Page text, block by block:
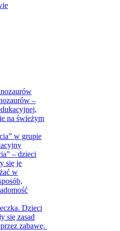
–
na świeżym
w grupie
– dzieci
się je
w
Dzieci
się zasad
zabawę.